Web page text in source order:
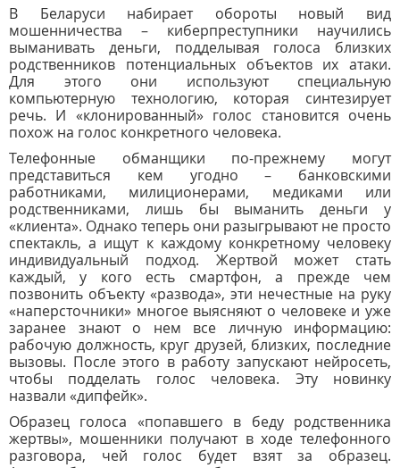
В Беларуси набирает обороты новый вид
мошенничества – киберпреступники научились
выманивать деньги, подделывая голоса близких
родственников потенциальных объектов их атаки.
Для этого они используют специальную
компьютерную технологию, которая синтезирует
речь. И «клонированный» голос становится очень
похож на голос конкретного человека.
Телефонные обманщики по-прежнему могут
представиться кем угодно – банковскими
работниками, милиционерами, медиками или
родственниками, лишь бы выманить деньги у
«клиента». Однако теперь они разыгрывают не просто
спектакль, а ищут к каждому конкретному человеку
индивидуальный подход. Жертвой может стать
каждый, у кого есть смартфон, а прежде чем
позвонить объекту «развода», эти нечестные на руку
«наперсточники» многое выясняют о человеке и уже
заранее знают о нем все личную информацию:
рабочую должность, круг друзей, близких, последние
вызовы. После этого в работу запускают нейросеть,
чтобы подделать голос человека. Эту новинку
назвали «дипфейк».
Образец голоса «попавшего в беду родственника
жертвы», мошенники получают в ходе телефонного
разговора, чей голос будет взят за образец.